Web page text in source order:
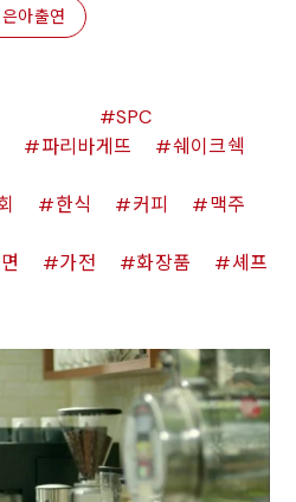
아출연
SPC
파리바게뜨
쉐이크쉑
한식 커피 맥주
가전 화장품 셰프